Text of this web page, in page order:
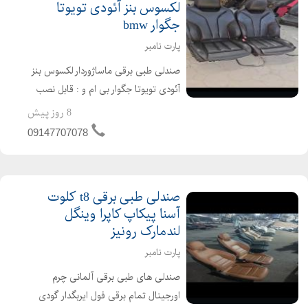
لکسوس بنز آئودی تويوتا
جگوار bmw
پارت نامبر
صندلی طبی برقی ماساژوردار لکسوس بنز
آئودی تويوتا جگوار بی ام و : قابل نصب
بر روی تندر ، ال۹۰ ، ساندرو ، ام وی ام ،
اچ سی کراس ، تیگو ، چری ، آریزو ،
8 روز پیش
09147707078
صندلی طبی برقی t8 کلوت
آسنا پیکاپ کاپرا وینگل
لندمارک رونیز
پارت نامبر
صندلی های طبی برقی آلمانی چرم
اورجینال تمام برقی فول ایربگدار گودی